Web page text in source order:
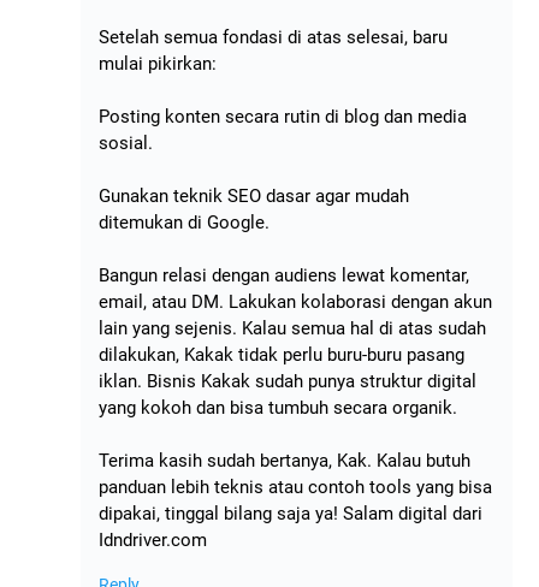
Setelah semua fondasi di atas selesai, baru
mulai pikirkan:
Posting konten secara rutin di blog dan media
sosial.
Gunakan teknik SEO dasar agar mudah
ditemukan di Google.
Bangun relasi dengan audiens lewat komentar,
email, atau DM. Lakukan kolaborasi dengan akun
lain yang sejenis. Kalau semua hal di atas sudah
dilakukan, Kakak tidak perlu buru-buru pasang
iklan. Bisnis Kakak sudah punya struktur digital
yang kokoh dan bisa tumbuh secara organik.
Terima kasih sudah bertanya, Kak. Kalau butuh
panduan lebih teknis atau contoh tools yang bisa
dipakai, tinggal bilang saja ya! Salam digital dari
Idndriver.com